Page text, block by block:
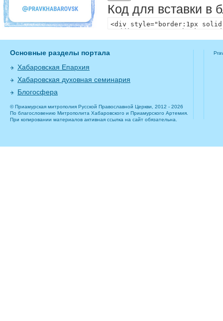
Код для вставки в
Основные разделы портала
Хабаровская Епархия
Хабаровская духовная семинария
Блогосфера
© Приамурская митрополия Русской Православной Церкви, 2012 - 2026
По благословению Митрополита Хабаровского и Приамурского Артемия.
При копировании материалов активная ссылка на сайт обязательна.